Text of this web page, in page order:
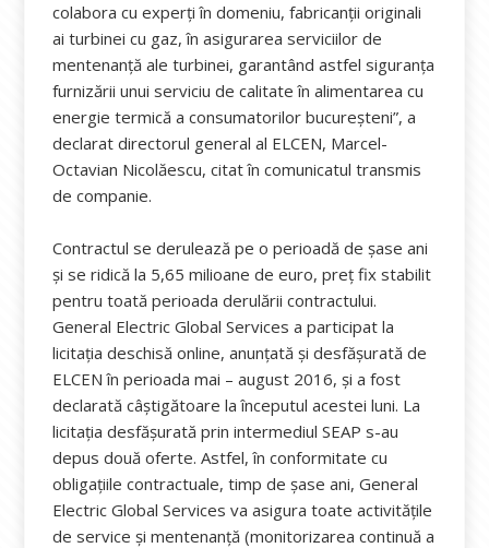
colabora cu experţi în domeniu, fabricanţii originali
ai turbinei cu gaz, în asigurarea serviciilor de
mentenanţă ale turbinei, garantând astfel siguranţa
furnizării unui serviciu de calitate în alimentarea cu
energie termică a consumatorilor bucureşteni”, a
declarat directorul general al ELCEN, Marcel-
Octavian Nicolăescu, citat în comunicatul transmis
de companie.
Contractul se derulează pe o perioadă de şase ani
şi se ridică la 5,65 milioane de euro, preţ fix stabilit
pentru toată perioada derulării contractului.
General Electric Global Services a participat la
licitaţia deschisă online, anunţată şi desfăşurată de
ELCEN în perioada mai – august 2016, şi a fost
declarată câştigătoare la începutul acestei luni. La
licitaţia desfăşurată prin intermediul SEAP s-au
depus două oferte. Astfel, în conformitate cu
obligaţiile contractuale, timp de şase ani, General
Electric Global Services va asigura toate activităţile
de service şi mentenanţă (monitorizarea continuă a